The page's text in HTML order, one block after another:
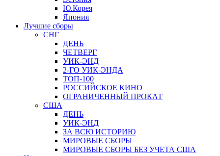
Ю.Корея
Япония
Лучшие сборы
СНГ
ДЕНЬ
ЧЕТВЕРГ
УИК-ЭНД
2-ГО УИК-ЭНДА
ТОП-100
РОССИЙСКОЕ КИНО
ОГРАНИЧЕННЫЙ ПРОКАТ
США
ДЕНЬ
УИК-ЭНД
ЗА ВСЮ ИСТОРИЮ
МИРОВЫЕ СБОРЫ
МИРОВЫЕ СБОРЫ БЕЗ УЧЕТА США